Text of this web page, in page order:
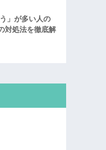
」が多い人の
対処法を徹底解